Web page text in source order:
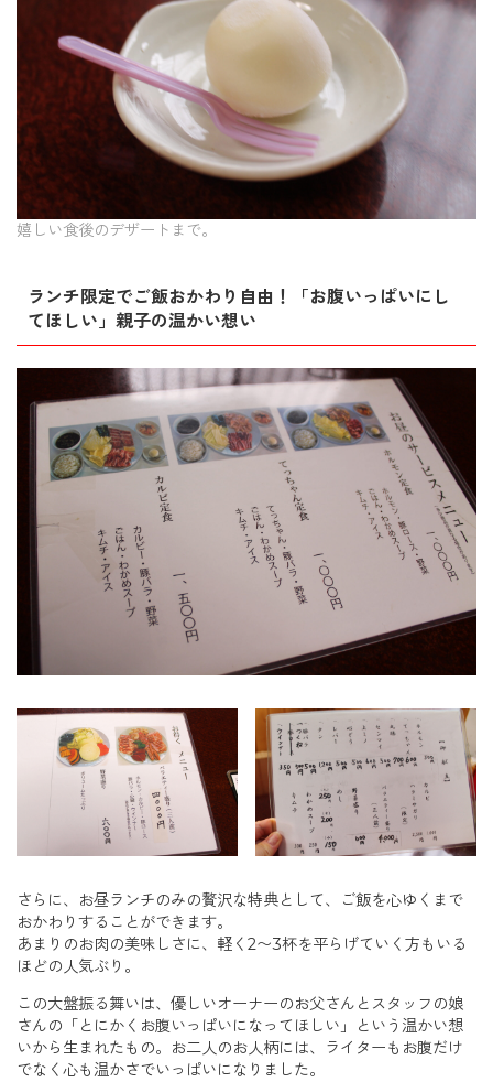
嬉しい食後のデザートまで。
ランチ限定でご飯おかわり自由！「お腹いっぱいにし
てほしい」親子の温かい想い
さらに、お昼ランチのみの贅沢な特典として、ご飯を心ゆくまで
おかわりすることができます。
あまりのお肉の美味しさに、軽く2〜3杯を平らげていく方もいる
ほどの人気ぶり。
この大盤振る舞いは、優しいオーナーのお父さんとスタッフの娘
さんの「とにかくお腹いっぱいになってほしい」という温かい想
いから生まれたもの。お二人のお人柄には、ライターもお腹だけ
でなく心も温かさでいっぱいになりました。